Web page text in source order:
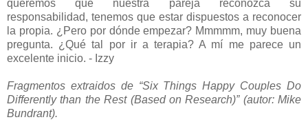
queremos que nuestra pareja reconozca su
responsabilidad, tenemos que estar dispuestos a reconocer
la propia. ¿Pero por dónde empezar? Mmmmm, muy buena
pregunta. ¿Qué tal por ir a terapia? A mí me parece un
excelente inicio. - Izzy
Fragmentos extraidos de “Six Things Happy Couples Do
Differently than the Rest (Based on Research)” (autor: Mike
Bundrant).